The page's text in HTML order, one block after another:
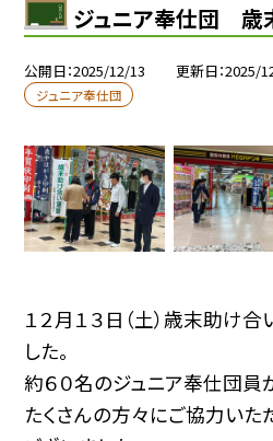
ジュニア奉仕団 歳
公開日 2025/12/13 更新日 2025/
ジュニア奉仕団
１２月１３日（土）歳末助け
した。
約６０名のジュニア奉仕団員
たくさんの方々にご協力いた